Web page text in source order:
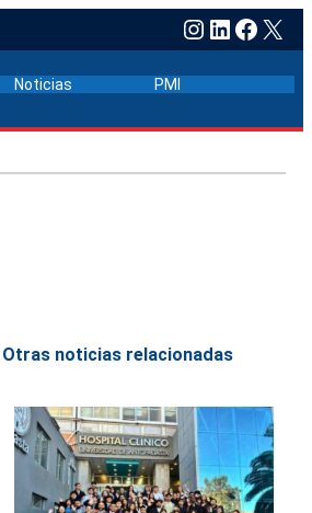
Instagram
LinkedIn
X
Noticias PMI
Otras noticias relacionadas